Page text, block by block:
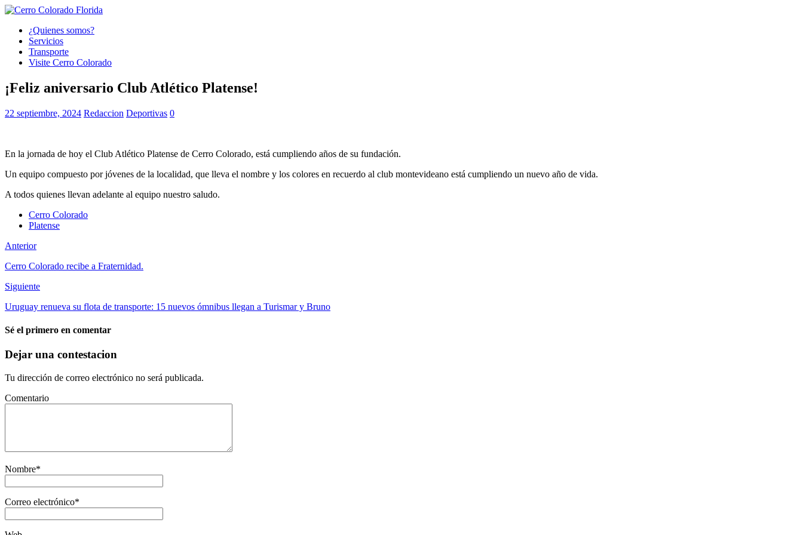
¿Quienes somos?
Servicios
Transporte
Visite Cerro Colorado
¡Feliz aniversario Club Atlético Platense!
22 septiembre, 2024 Redaccion Deportivas 0
En la jornada de hoy el Club Atlético Platense de Cerro Colorado, está cumpliendo años de su fundación.
Un equipo compuesto por jóvenes de la localidad, que lleva el nombre y los colores en recuerdo al club montevideano está cumpliendo un nuevo año de vida.
A todos quienes llevan adelante al equipo nuestro saludo.
Cerro Colorado
Platense
Anterior
Cerro Colorado recibe a Fraternidad.
Siguiente
Uruguay renueva su flota de transporte: 15 nuevos ómnibus llegan a Turismar y Bruno
Sé el primero en comentar
Dejar una contestacion
Tu dirección de correo electrónico no será publicada.
Comentario
Nombre*
Correo electrónico*